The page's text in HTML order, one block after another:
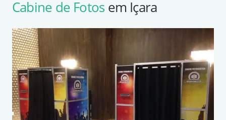
Cabine de Fotosem Içara